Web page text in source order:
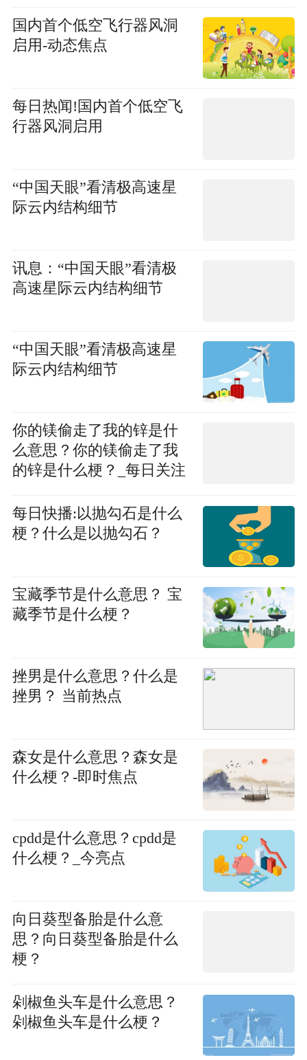
国内首个低空飞行器风洞
启用-动态焦点
每日热闻!国内首个低空飞
行器风洞启用
“中国天眼”看清极高速星
际云内结构细节
讯息：“中国天眼”看清极
高速星际云内结构细节
“中国天眼”看清极高速星
际云内结构细节
你的镁偷走了我的锌是什
么意思？你的镁偷走了我
的锌是什么梗？_每日关注
每日快播:以抛勾石是什么
梗？什么是以抛勾石？
宝藏季节是什么意思？ 宝
藏季节是什么梗？
挫男是什么意思？什么是
挫男？ 当前热点
森女是什么意思？森女是
什么梗？-即时焦点
cpdd是什么意思？cpdd是
什么梗？_今亮点
向日葵型备胎是什么意
思？向日葵型备胎是什么
梗？
剁椒鱼头车是什么意思？
剁椒鱼头车是什么梗？